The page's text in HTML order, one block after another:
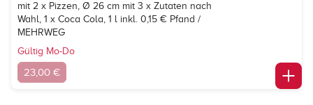
mit 2 x Pizzen, Ø 26 cm mit 3 x Zutaten nach
Wahl, 1 x Coca Cola, 1 l inkl. 0,15 € Pfand /
MEHRWEG
Gültig Mo-Do
23,00 €